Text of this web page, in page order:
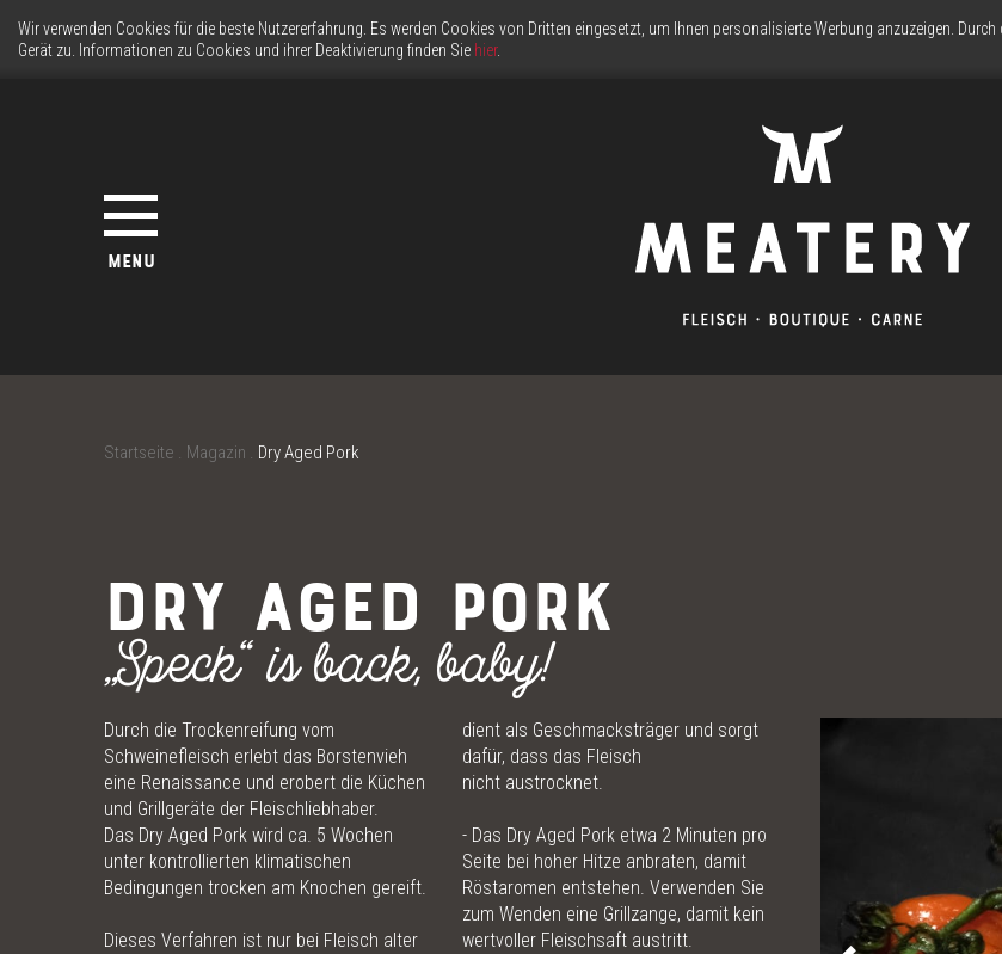
Wir verwenden Cookies für die beste Nutzererfahrung. Es werden Cookies von Dritten eingesetzt, um Ihnen personalisierte Werbung anzuzeigen.
Gerät zu. Informationen zu Cookies und ihrer Deaktivierung finden Sie hier.
MENU
MEAT LOVE - DAS
MEATINGPOINT
Startseite . Magazin . Dry Aged Pork
DRY AGED PORK
„Speck“ is back, baby!
Durch die Trockenreifung vom
Schweinefleisch erlebt das Borstenvieh
eine Renaissance und erobert die Küchen
und Grillgeräte der Fleischliebhaber.
Das Dry Aged Pork wird ca. 5 Wochen
unter kontrollierten klimatischen
Bedingungen trocken am Knochen gereift.
Dieses Verfahren ist nur bei Fleisch alter
dient als Geschmacksträger und sorgt
dafür, dass das Fleisch
nicht austrocknet.
- Das Dry Aged Pork etwa 2 Minuten pro
Seite bei hoher Hitze anbraten, damit
Röstaromen entstehen. Verwenden Sie
zum Wenden eine Grillzange, damit kein
wertvoller Fleischsaft austritt.